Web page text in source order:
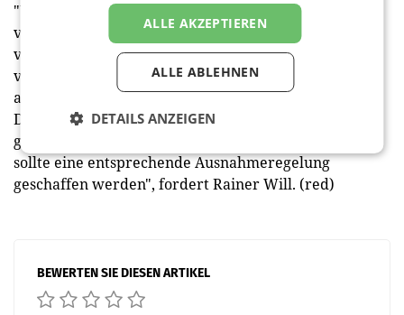
"Wir empfehlen daher Zug um Zug zur
verpflichtenden Herkunftskennzeichnung ein Verbot
von Lebendtiertransporte in Drittstaaten, da der
vorgesehen Schutz von Tieren beim Transport
außerhalb der EU nicht kontrolliert werden kann.
Dieses Vollzugsproblem muss dringend auf EU-Ebene
geregelt werden. Lediglich für Zuchtvieh-Transporte
sollte eine entsprechende Ausnahmeregelung
geschaffen werden", fordert Rainer Will. (red)
BEWERTEN SIE DIESEN ARTIKEL
ALLE AKZEPTIEREN
ALLE ABLEHNEN
DETAILS ANZEIGEN